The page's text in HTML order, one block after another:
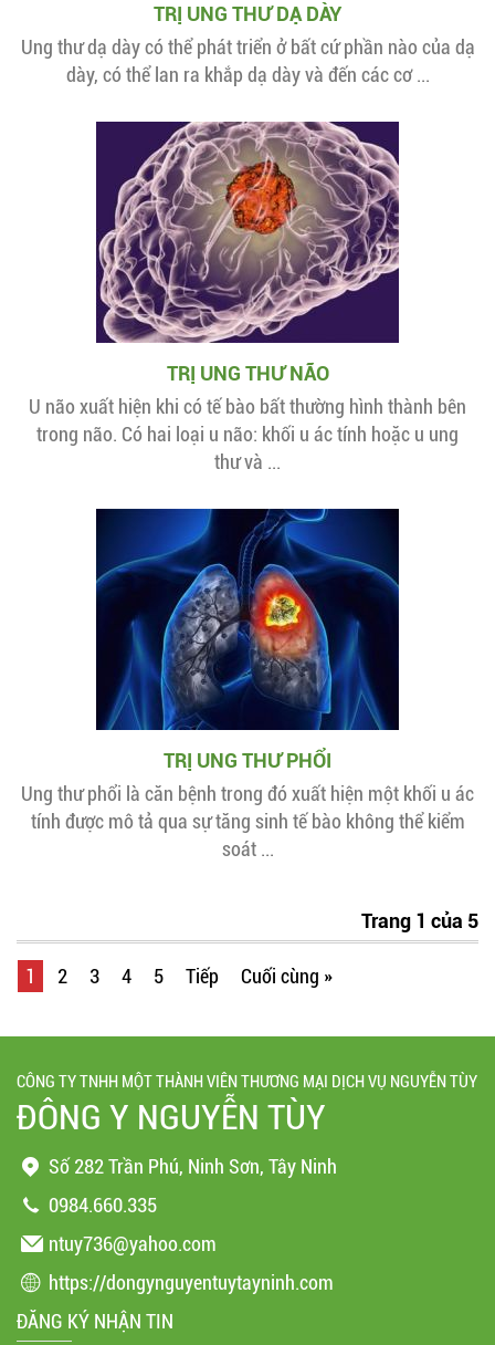
TRỊ UNG THƯ DẠ DÀY
Ung thư dạ dày có thể phát triển ở bất cứ phần nào của dạ
dày, có thể lan ra khắp dạ dày và đến các cơ ...
TRỊ UNG THƯ NÃO
U não xuất hiện khi có tế bào bất thường hình thành bên
trong não. Có hai loại u não: khối u ác tính hoặc u ung
thư và ...
TRỊ UNG THƯ PHỔI
Ung thư phổi là căn bệnh trong đó xuất hiện một khối u ác
tính được mô tả qua sự tăng sinh tế bào không thể kiểm
soát ...
Trang 1 của 5
1 2 3 4 5 Tiếp Cuối cùng »
CÔNG TY TNHH MỘT THÀNH VIÊN THƯƠNG MẠI DỊCH VỤ NGUYỄN TÙY
ĐÔNG Y NGUYỄN TÙY
Số 282 Trần Phú, Ninh Sơn, Tây Ninh
0984.660.335
ntuy736@yahoo.com
https://dongynguyentuytayninh.com
ĐĂNG KÝ NHẬN TIN